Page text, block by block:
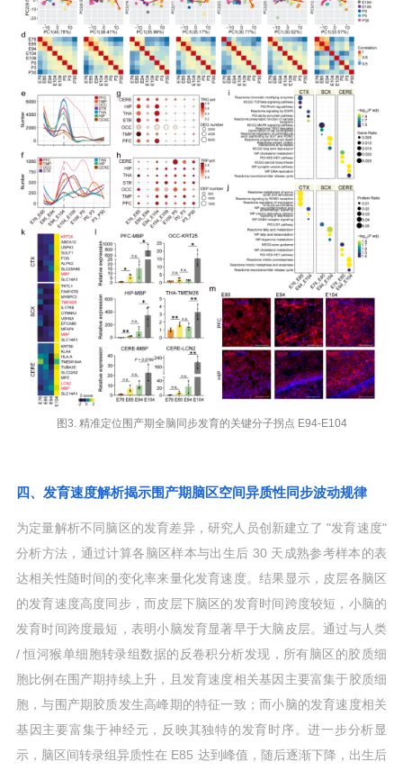
图3. 精准定位围产期全脑同步发育的关键分子拐点 E94-E104
四、发育速度解析揭示围产期脑区空间异质性同步波动规律
为定量解析不同脑区的发育差异，研究人员创新建立了 "发育速度"
分析方法，通过计算各脑区样本与出生后 30 天成熟参考样本的表
达相关性随时间的变化率来量化发育速度。结果显示，皮层各脑区
的发育速度高度同步，而皮层下脑区的发育时间跨度较短，小脑的
发育时间跨度最短，表明小脑发育显著早于大脑皮层。通过与人类
/ 恒河猴单细胞转录组数据的反卷积分析发现，所有脑区的胶质细
胞比例在围产期持续上升，且发育速度相关基因主要富集于胶质细
胞，与围产期胶质发生高峰期的特征一致；而小脑的发育速度相关
基因主要富集于神经元，反映其独特的发育时序。进一步分析显
示，脑区间转录组异质性在 E85 达到峰值，随后逐渐下降，出生后